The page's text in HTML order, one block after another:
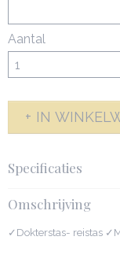
Aantal
IN
Specificaties
Productcode
142342-5194
Netto gewicht
Omschrijving
✓Dokterstas- reistas